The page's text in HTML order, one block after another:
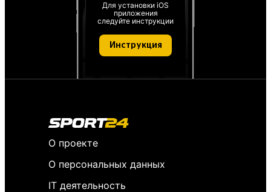
Для установки iOS
приложения
следуйте инструкции
Инструкция
О проекте
О персональных данных
IT деятельность